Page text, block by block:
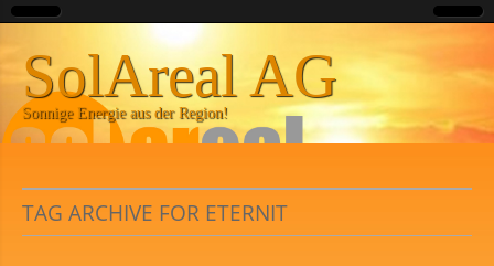
SolAreal AG
Sonnige Energie aus der Region!
TAG ARCHIVE FOR ETERNIT